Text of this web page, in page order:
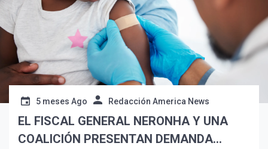
5 meses Ago Redacción America News
EL FISCAL GENERAL NERONHA Y UNA
COALICIÓN PRESENTAN DEMANDA